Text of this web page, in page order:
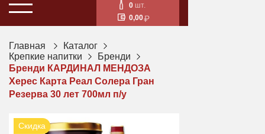
0 шт.
0,00
Главная
Каталог
Крепкие напитки
Бренди
Бренди КАРДИНАЛ МЕНДОЗА
Херес Карта Реал Солера Гран
Резерва 30 лет 700мл п/у
Скидка